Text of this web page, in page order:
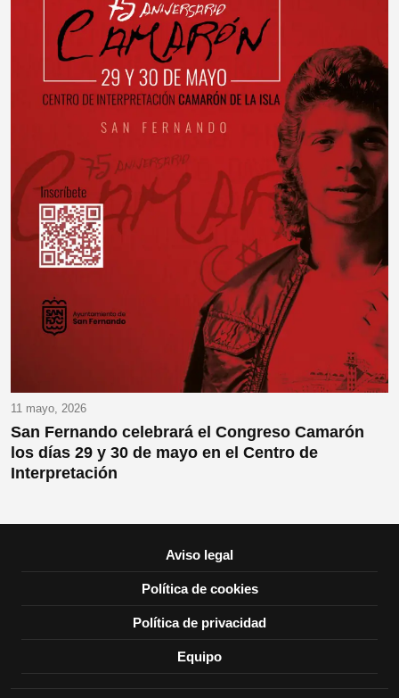
11 mayo, 2026
San Fernando celebrará el Congreso Camarón
los días 29 y 30 de mayo en el Centro de
Interpretación
Aviso legal
Política de cookies
Política de privacidad
Equipo